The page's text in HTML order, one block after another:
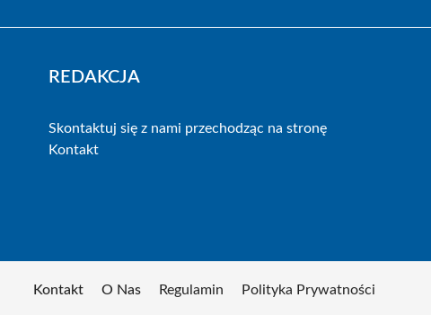
REDAKCJA
Skontaktuj się z nami przechodząc na stronę
Kontakt
Kontakt O Nas Regulamin Polityka Prywatności